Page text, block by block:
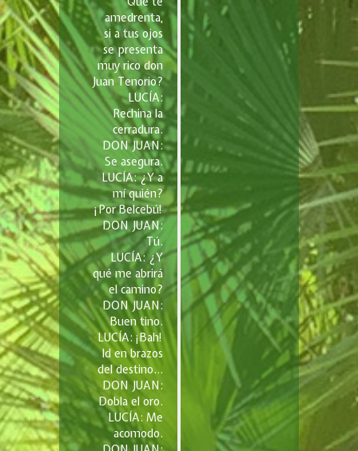
amedrenta,
si a tus ojos
se presenta
muy rico don
Juan Tenorio?
LUCÍA:
Rechina la
cerradura.
DON JUAN:
Se asegura.
LUCÍA: ¿Y a
mí quién?
¡Por Belcebú!
DON JUAN:
Tú.
LUCÍA: ¿Y
qué me abrirá
el camino?
DON JUAN:
Buen tino.
LUCÍA: ¡Bah!
Id en brazos
del destino…
DON JUAN:
Dobla el oro.
LUCÍA: Me
acomodo.